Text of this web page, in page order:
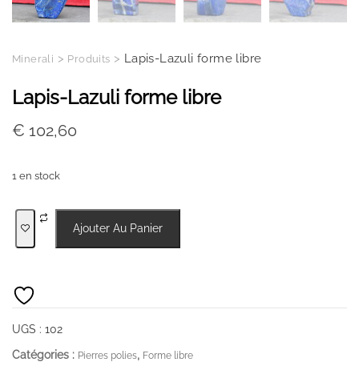
Minerali > Produits > Lapis-Lazuli forme libre
Lapis-Lazuli forme libre
€ 102,60
1 en stock
Ajouter Au Panier
UGS : 102
Catégories : Pierres polies, Forme libre